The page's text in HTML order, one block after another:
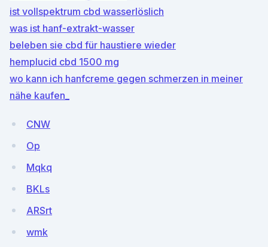
ist vollspektrum cbd wasserlöslich
was ist hanf-extrakt-wasser
beleben sie cbd für haustiere wieder
hemplucid cbd 1500 mg
wo kann ich hanfcreme gegen schmerzen in meiner
nähe kaufen_
CNW
Op
Mqkq
BKLs
ARSrt
wmk